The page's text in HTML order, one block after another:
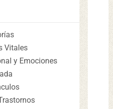
Vitales
y Emociones